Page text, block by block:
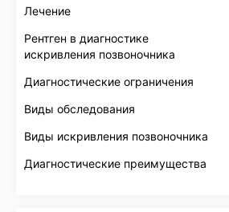
Лечение
Рентген в диагностике
искривления позвоночника
Диагностические ограничения
Виды обследования
Виды искривления позвоночника
Диагностические преимущества